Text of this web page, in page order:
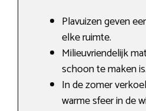
Plavuizen geven
elke ruimte.
Milieuvriendelijk
schoon te maken is.
In de zomer
warme sfeer in de